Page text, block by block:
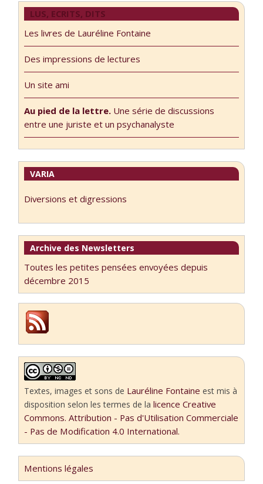
LUS, ECRITS, DITS
Les livres de Lauréline Fontaine
Des impressions de lectures
Un site ami
Au pied de la lettre. Une série de discussions
entre une juriste et un psychanalyste
VARIA
Diversions et digressions
Archive des Newsletters
Toutes les petites pensées envoyées depuis
décembre 2015
Textes, images et sons de Lauréline Fontaine est mis à
disposition selon les termes de lalicence Creative
Commons. Attribution - Pas d'Utilisation Commerciale
- Pas de Modification 4.0 International.
Mentions légales